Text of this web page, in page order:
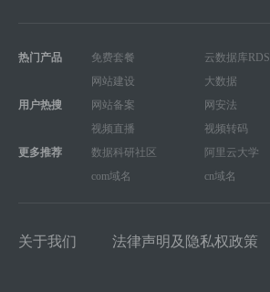
热门产品 免费套餐 云数据库RDS
网站建设
大数据
用户热搜
网站备案 网安法
视频直播
视频转码
更多推荐
数据科研社区 阿里云大学
com域名
cn域名
关于我们 法律声明及隐私权政策